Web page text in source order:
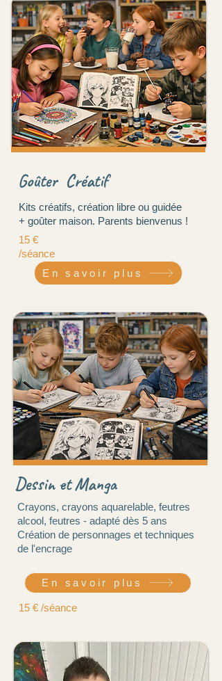
Goûter Créatif
Kits créatifs, création libre ou guidée
+ goûter maison. Parents bienvenus !
15 €
/séance
En savoir plus
Dessin et Manga
Crayons, crayons aquarelable, feutres
alcool, feutres - adapté dès 5 ans
Création de personnages et techniques
de l'encrage
En savoir plus
15 € /séance